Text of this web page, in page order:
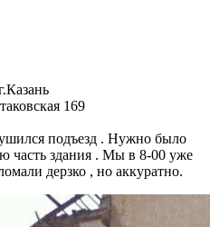
169
подъезд . Нужно было
часть здания . Мы в 8-00 уже
дерзко , но аккуратно.